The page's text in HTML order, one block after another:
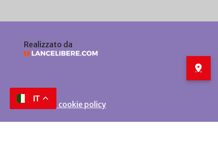
Realizzato da
Privacy e cookie policy
IT